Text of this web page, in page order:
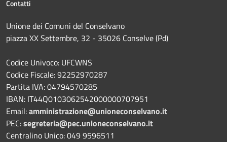
Contatti
Unione dei Comuni del Conselvano
piazza XX Settembre, 32 - 35026 Conselve (Pd)
Codice Univoco: UFCWNS
Codice Fiscale: 92252970287
Partita IVA: 04794570285
IBAN: IT44Q0103062542000000707951
Email:amministrazione@unioneconselvano.it
PEC:segreteria@pec.unioneconselvano.it
Centralino Unico: 049 9596511